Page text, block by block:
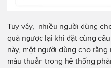
Tuy vậy, nhiều người dùng
quả ngược lại khi đặt cùng
này, một người dùng cho
mâu thuẫn trong hệ thống